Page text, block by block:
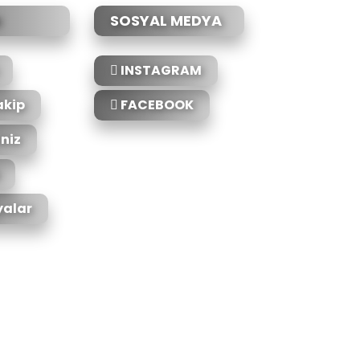
SOSYAL MEDYA
INSTAGRAM
FACEBOOK